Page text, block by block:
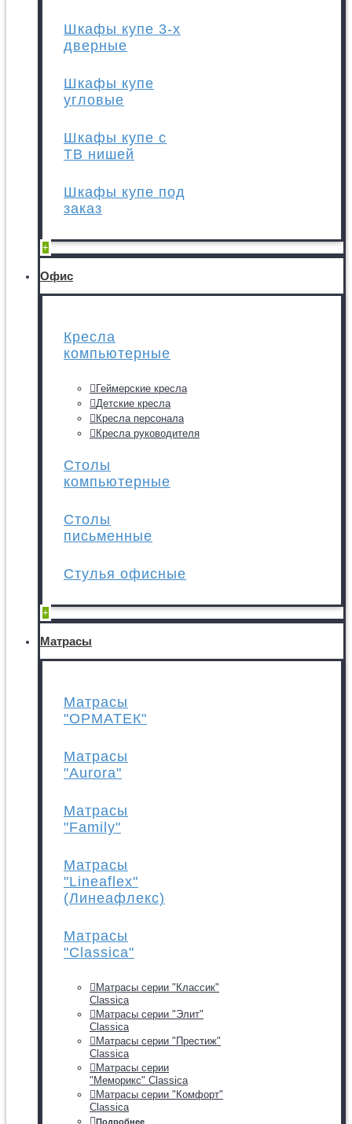
Шкафы купе 3-х
дверные
Шкафы купе
угловые
Шкафы купе с
ТВ нишей
Шкафы купе под
заказ
+
Офис
Кресла
компьютерные
Геймерские кресла
Детские кресла
Кресла персонала
Кресла руководителя
Столы
компьютерные
Столы
письменные
Стулья офисные
+
Матрасы
Матрасы
"ОРМАТЕК"
Матрасы
"Aurora"
Матрасы
"Family"
Матрасы
"Lineaflex"
(Линеафлекс)
Матрасы
"Classica"
Матрасы серии "Классик"
Classica
Матрасы серии "Элит"
Classica
Матрасы серии "Престиж"
Classica
Матрасы серии
"Меморикс" Classica
Матрасы серии "Комфорт"
Classica
Подробнее